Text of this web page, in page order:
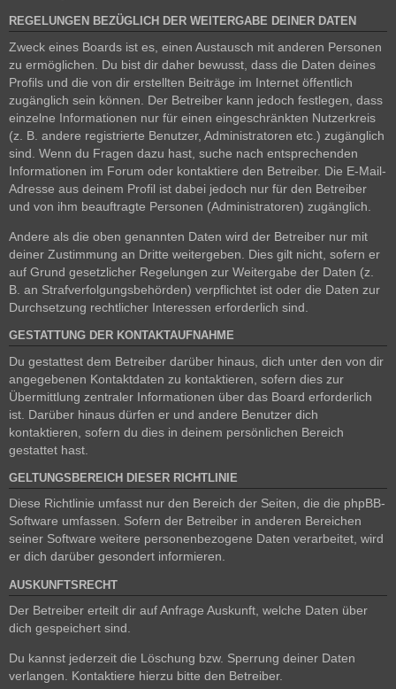
REGELUNGEN BEZÜGLICH DER WEITERGABE DEINER DATEN
Zweck eines Boards ist es, einen Austausch mit anderen Personen
zu ermöglichen. Du bist dir daher bewusst, dass die Daten deines
Profils und die von dir erstellten Beiträge im Internet öffentlich
zugänglich sein können. Der Betreiber kann jedoch festlegen, dass
einzelne Informationen nur für einen eingeschränkten Nutzerkreis
(z. B. andere registrierte Benutzer, Administratoren etc.) zugänglich
sind. Wenn du Fragen dazu hast, suche nach entsprechenden
Informationen im Forum oder kontaktiere den Betreiber. Die E-Mail-
Adresse aus deinem Profil ist dabei jedoch nur für den Betreiber
und von ihm beauftragte Personen (Administratoren) zugänglich.
Andere als die oben genannten Daten wird der Betreiber nur mit
deiner Zustimmung an Dritte weitergeben. Dies gilt nicht, sofern er
auf Grund gesetzlicher Regelungen zur Weitergabe der Daten (z.
B. an Strafverfolgungsbehörden) verpflichtet ist oder die Daten zur
Durchsetzung rechtlicher Interessen erforderlich sind.
GESTATTUNG DER KONTAKTAUFNAHME
Du gestattest dem Betreiber darüber hinaus, dich unter den von dir
angegebenen Kontaktdaten zu kontaktieren, sofern dies zur
Übermittlung zentraler Informationen über das Board erforderlich
ist. Darüber hinaus dürfen er und andere Benutzer dich
kontaktieren, sofern du dies in deinem persönlichen Bereich
gestattet hast.
GELTUNGSBEREICH DIESER RICHTLINIE
Diese Richtlinie umfasst nur den Bereich der Seiten, die die phpBB-
Software umfassen. Sofern der Betreiber in anderen Bereichen
seiner Software weitere personenbezogene Daten verarbeitet, wird
er dich darüber gesondert informieren.
AUSKUNFTSRECHT
Der Betreiber erteilt dir auf Anfrage Auskunft, welche Daten über
dich gespeichert sind.
Du kannst jederzeit die Löschung bzw. Sperrung deiner Daten
verlangen. Kontaktiere hierzu bitte den Betreiber.